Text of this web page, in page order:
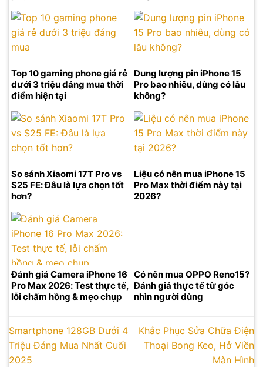
Top 10 gaming phone giá rẻ
dưới 3 triệu đáng mua thời
điểm hiện tại
Dung lượng pin iPhone 15
Pro bao nhiêu, dùng có lâu
không?
So sánh Xiaomi 17T Pro vs
S25 FE: Đâu là lựa chọn tốt
hơn?
Liệu có nên mua iPhone 15
Pro Max thời điểm này tại
2026?
Đánh giá Camera iPhone 16
Pro Max 2026: Test thực tế,
lỗi chấm hồng & mẹo chụp
Có nên mua OPPO Reno15?
Đánh giá thực tế từ góc
nhìn người dùng
Smartphone 128GB Dưới 4
Triệu Đáng Mua Nhất Cuối
2025
Khắc Phục Sửa Chữa Điện
Thoại Bong Keo, Hở Viền
Màn Hình